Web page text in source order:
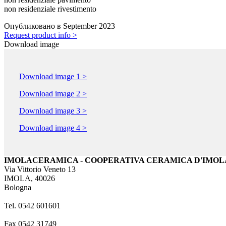
non residenziale rivestimento
Опубликовано в September 2023
Request product info >
Download image
Download image 1 >
Download image 2 >
Download image 3 >
Download image 4 >
IMOLACERAMICA - COOPERATIVA CERAMICA
Via Vittorio Veneto 13
IMOLA, 40026
Bologna
Tel. 0542 601601
Fax 0542 31749